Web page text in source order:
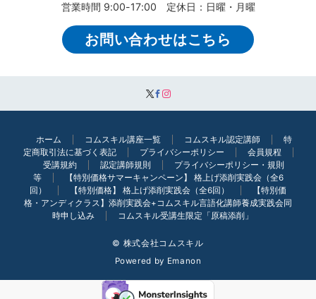
営業時間 9:00-17:00 定休日：日曜・月曜
お問い合わせはこちら
ホーム コムスキル講座一覧 コムスキル認定講師
特
定商取引法に基づく表記
プライバシーポリシー
会員規程
受講規約
認定講師規則
プライバシーポリシー・規則
等
【特別価格サマーキャンペーン】 格上げ添削実践会（全6
回）
【特別価格】 格上げ添削実践会（全6回）
【特別価
格・アンディクラス】添削実践会+コムスキル言語化講師養成実践会同
時申し込み
コムスキル受講生限定「原稿添削」
© 株式会社コムスキル
Powered by Emanon